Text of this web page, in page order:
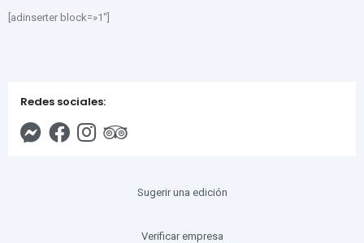
[adinserter block=»1″]
Redes sociales:
Sugerir una edición
Verificar empresa